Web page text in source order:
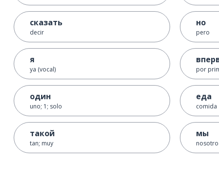
сказать
decir
я
ya (vocal)
один
uno; 1; solo
такой
tan; muy
но
pero
por
еда
comida
мы